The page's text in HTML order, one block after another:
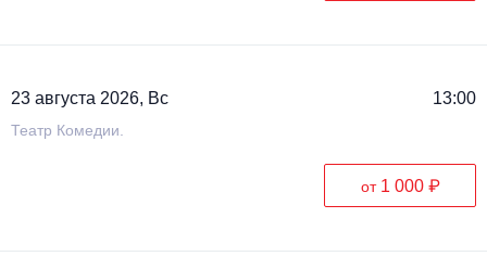
23 августа 2026, Вс 13:00
Театр Комедии.
от 1 000 ₽